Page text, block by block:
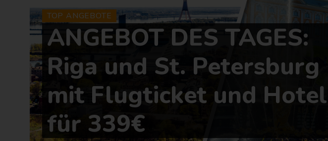
TOP ANGEBOTE
ANGEBOT DES TAGES:
Riga und St. Petersburg
mit Flugticket und Hotel
für 339€